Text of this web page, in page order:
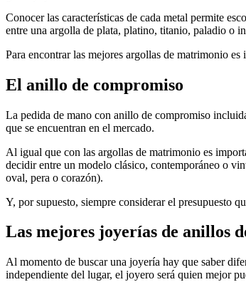
Conocer las características de cada metal permite
entre una argolla de plata, platino, titanio, paladio o
Para encontrar las mejores argollas de matrimonio
El anillo de compromiso
La pedida de mano con anillo de compromiso
que se encuentran en el mercado.
Al igual que con las argollas de matrimonio es
decidir entre un modelo clásico, contemporáneo o
oval, pera o corazón).
Y, por supuesto, siempre considerar el presupuesto
Las mejores joyerías de anillos
Al momento de buscar una joyería hay que saber
independiente del lugar, el joyero será quien mejor